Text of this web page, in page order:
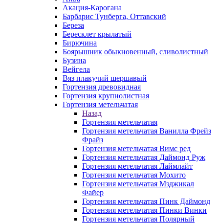
Акация-Карогана
Барбарис Тунберга, Оттавский
Береза
Бересклет крылатый
Бирючина
Боярышник обыкновенный, сливолистный
Бузина
Вейгела
Вяз плакучий шершавый
Гортензия древовидная
Гортензия крупнолистная
Гортензия метельчатая
Назад
Гортензия метельчатая
Гортензия метельчатая Ванилла Фрейз
Фрайз
Гортензия метельчатая Вимс ред
Гортензия метельчатая Даймонд Руж
Гортензия метельчатая Лаймлайт
Гортензия метельчатая Мохито
Гортензия метельчатая Мэджикал
Файер
Гортензия метельчатая Пинк Даймонд
Гортензия метельчатая Пинки Винки
Гортензия метельчатая Полярный